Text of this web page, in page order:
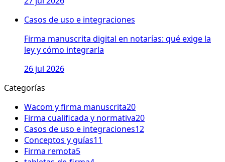
Casos de uso e integraciones
Firma manuscrita digital en notarías: qué exige la
ley y cómo integrarla
26 jul 2026
Categorías
Wacom y firma manuscrita20
Firma cualificada y normativa20
Casos de uso e integraciones12
Conceptos y guías11
Firma remota5